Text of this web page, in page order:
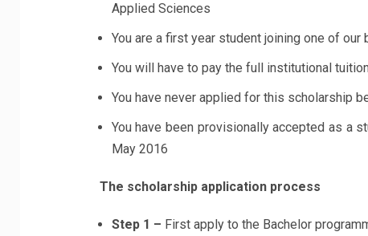
Applied Sciences
You are a first year student joining one of our
You will have to pay the full institutional
You have never applied for this scholarship
You have been provisionally accepted as a
May 2016
The scholarship application process
Step 1 – First apply to the Bachelor